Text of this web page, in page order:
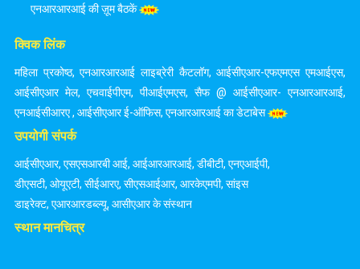
एनआरआरआई की ज़ूम बैठकें
क्विक लिंक
महिला प्रकोष्ठ, एनआरआरआई लाइब्रेरी कैटलॉग, आईसीएआर-एफएमएस एमआईएस,
आईसीएआर मेल, एचवाईपीएम, पीआईएमएस, सैफ @ आईसीएआर- एनआरआरआई,
एनआईसीआरए, आईसीएआर ई-ऑफिस, एनआरआरआई का डेटाबेस
उपयोगी संपर्क
आईसीएआर, एसएसआरबी आई, आईआरआरआई, डीबीटी, एनएआईपी,
डीएसटी, ओयूएटी, सीईआरए, सीएसआईआर, आरकेएमपी, सांइस
डाइरेक्ट, एआरआरडब्ल्यू, आसीएआर के संस्थान
स्थान मानचित्र